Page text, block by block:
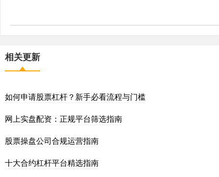
相关更新
如何申请股票杠杆？新手必看流程与门槛
网上实盘配资：正规平台筛选指南
股票操盘公司合规运营指南
十大合约杠杆平台精选指南